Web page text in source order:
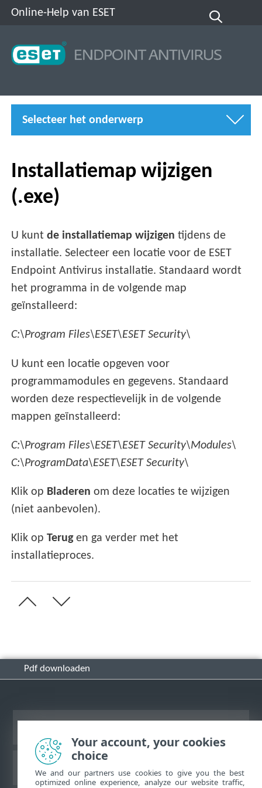
Online-Help van ESET
Selecteer het onderwerp
Installatiemap wijzigen
(.exe)
U kuntde installatiemap wijzigen tijdens de
installatie. Selecteer een locatie voor de ESET
Endpoint Antivirus installatie. Standaard wordt
het programma in de volgende map
geïnstalleerd:
C:\Program Files\ESET\ESET Security\
U kunt een locatie opgeven voor
programmamodules en gegevens. Standaard
worden deze respectievelijk in de volgende
mappen geïnstalleerd:
C:\Program Files\ESET\ESET Security\Modules\
C:\ProgramData\ESET\ESET Security\
Klik op Bladeren om deze locaties te wijzigen
(niet aanbevolen).
Klik opTerugen ga verder met het
installatieproces.
Pdf downloaden
ESET Kennisbank
Your account, your cookies
choice
We and our partners use cookies to give you the best
optimized online experience, analyze our website traffic,